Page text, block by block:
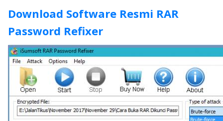
Download Software Resmi RAR
Password Refixer